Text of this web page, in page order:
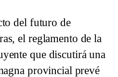
del futuro de
el reglamento de la
que discutirá una
provincial prevé